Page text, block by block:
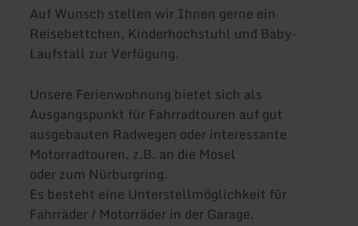
Auf Wunsch stellen wir Ihnen gerne ein
Reisebettchen, Kinderhochstuhl und Baby-
Laufstall zur Verfügung.
Unsere Ferienwohnung bietet sich als
Ausgangspunkt für Fahrradtouren auf gut
ausgebauten Radwegen oder interessante
Motorradtouren, z.B. an die Mosel
oder zum Nürburgring.
Es besteht eine Unterstellmöglichkeit für
Fahrräder / Motorräder in der Garage.